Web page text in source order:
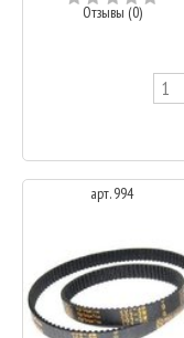
Отзывы (0)
арт. 994